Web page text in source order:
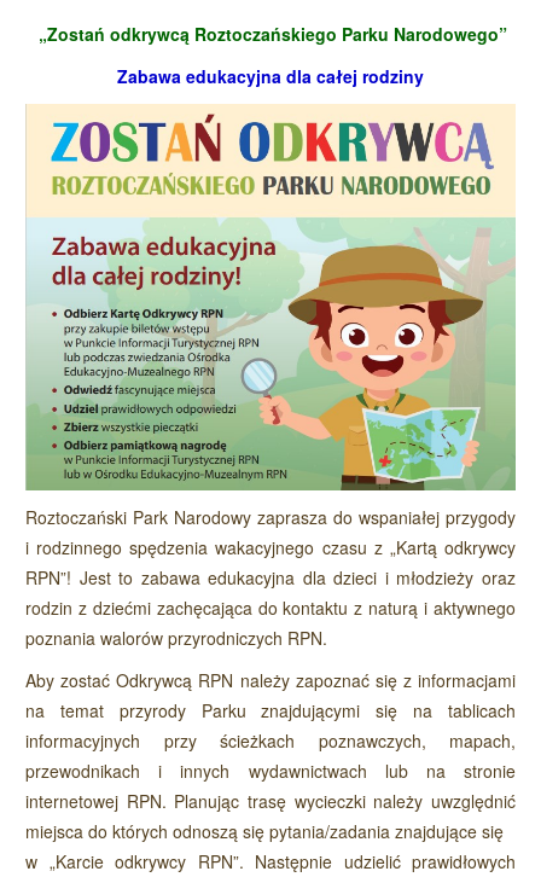
„Zostań odkrywcą Roztoczańskiego Parku Narodowego”
Zabawa edukacyjna dla całej rodziny
Roztoczański Park Narodowy zaprasza do wspaniałej przygody
i rodzinnego spędzenia wakacyjnego czasu z „Kartą odkrywcy
RPN”! Jest to zabawa edukacyjna dla dzieci i młodzieży oraz
rodzin z dziećmi zachęcająca do kontaktu z naturą i aktywnego
poznania walorów przyrodniczych RPN.
Aby zostać Odkrywcą RPN należy zapoznać się z informacjami
na temat przyrody Parku znajdującymi się na tablicach
informacyjnych przy ścieżkach poznawczych, mapach,
przewodnikach i innych wydawnictwach lub na stronie
internetowej RPN. Planując trasę wycieczki należy uwzględnić
miejsca do których odnoszą się pytania/zadania znajdujące się
w „Karcie odkrywcy RPN”. Następnie udzielić prawidłowych